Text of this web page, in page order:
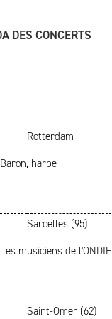
DES CONCERTS
Rotterdam
harpe
Sarcelles (95)
musiciens de l'ONDIF
Saint-Omer (62)